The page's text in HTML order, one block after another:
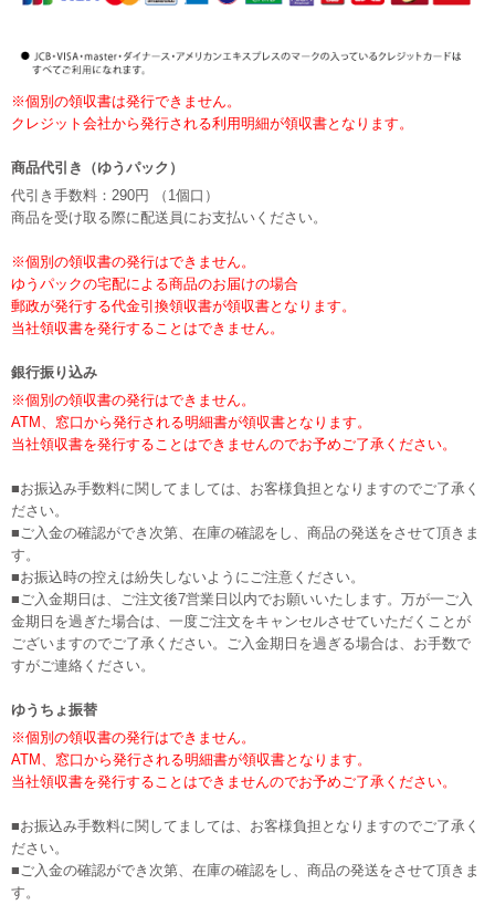
※個別の領収書は発行できません。
クレジット会社から発行される利用明細が領収書となります。
商品代引き（ゆうパック）
代引き手数料：290円 （1個口）
商品を受け取る際に配送員にお支払いください。
※個別の領収書の発行はできません。
ゆうパックの宅配による商品のお届けの場合
郵政が発行する代金引換領収書が領収書となります。
当社領収書を発行することはできません。
銀行振り込み
※個別の領収書の発行はできません。
ATM、窓口から発行される明細書が領収書となります。
当社領収書を発行することはできませんのでお予めご了承ください。
■お振込み手数料に関してましては、お客様負担となりますのでご了承く
ださい。
■ご入金の確認ができ次第、在庫の確認をし、商品の発送をさせて頂きま
す。
■お振込時の控えは紛失しないようにご注意ください。
■ご入金期日は、ご注文後7営業日以内でお願いいたします。万が一ご入
金期日を過ぎた場合は、一度ご注文をキャンセルさせていただくことが
ございますのでご了承ください。ご入金期日を過ぎる場合は、お手数で
すがご連絡ください。
ゆうちょ振替
※個別の領収書の発行はできません。
ATM、窓口から発行される明細書が領収書となります。
当社領収書を発行することはできませんのでお予めご了承ください。
■お振込み手数料に関してましては、お客様負担となりますのでご了承く
ださい。
■ご入金の確認ができ次第、在庫の確認をし、商品の発送をさせて頂きま
す。